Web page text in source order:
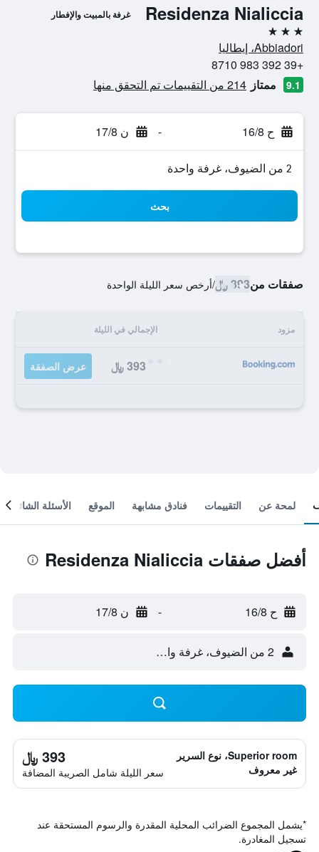
Residenza Nialiccia غرفة بالمبيت والإفطار
3 نجوم
Abbiadori، إيطاليا
+39 392 983 8710
9.1 ممتاز 214 من التقييمات تم التحقق منها
ح 16/8 - ن 17/8
2 من الضيوف، غرفة واحدة
بحث
صفقات من393 ﷼ /أرخص سعر الليلة الواحدة
مزود الإجمالي في الليلة
393 ﷼ عرض الصفقة
لمحة عن التقييمات فنادق مشابهة الموقع الأسئلة الشائعة
أفضل صفقات Residenza Nialiccia
ح 16/8 - ن 17/8
2 من الضيوف، غرفة واحدة
Superior room، نوع السرير
غير معروف
393 ﷼
سعر الليلة شامل الصريبة المضافة
*يشمل المجموع الضرائب المحلية المقدرة والرسوم المستحقة عند
تسجيل المغادرة.